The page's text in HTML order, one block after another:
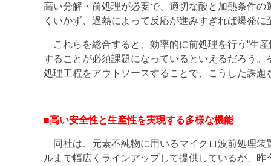
高い分解・前処理が必要で、適切な酸と加熱条件
くいかず、過熱によって反応が進みすぎれば爆発
これらを総合すると、効率的に前処理を行う“生
することが必須課題になっているといえるだろう
処理工程をアウトソースすることで、こうした課
■高い安全性と生産性を実現する多様な機能
同社は、元素不純物に用いるマイクロ波前処理装
ルまで幅広くラインアップして提供しているが、昨